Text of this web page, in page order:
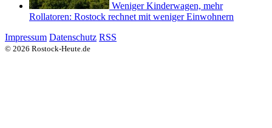
Weniger Kinderwagen, mehr
Rollatoren: Rostock rechnet mit weniger Einwohnern
Impressum Datenschutz RSS
© 2026 Rostock-Heute.de